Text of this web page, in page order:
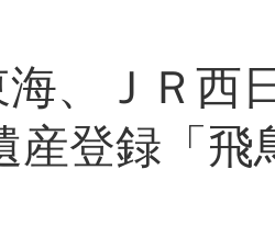
、ＪＲ西
産登録「